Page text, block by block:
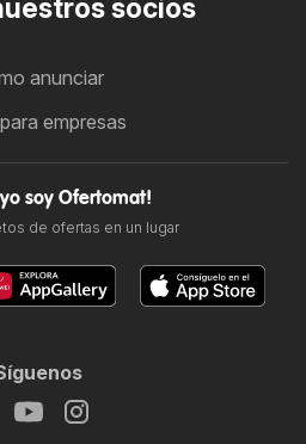
socios
anunciar
empresas
soy Ofertomat!
de ofertas en un lugar